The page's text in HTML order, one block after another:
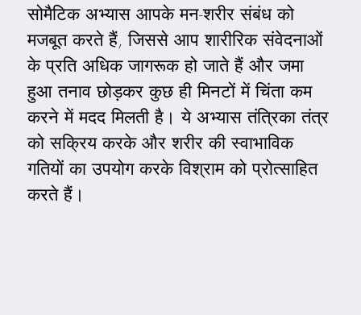
सोमैटिक अभ्यास आपके मन-शरीर संबंध को
मजबूत करते हैं, जिससे आप शारीरिक संवेदनाओं
के प्रति अधिक जागरूक हो जाते हैं और जमा
हुआ तनाव छोड़कर कुछ ही मिनटों में चिंता कम
करने में मदद मिलती है। ये अभ्यास तंत्रिका तंत्र
को सक्रिय करके और शरीर की स्वाभाविक
गतियों का उपयोग करके विश्राम को प्रोत्साहित
करते हैं।